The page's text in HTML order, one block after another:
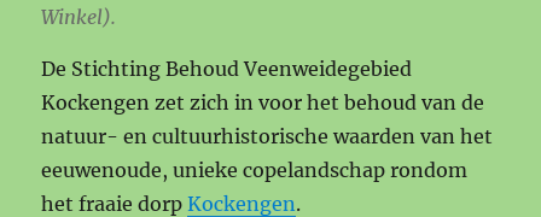
Winkel).
De Stichting Behoud Veenweidegebied
Kockengen zet zich in voor het behoud van de
natuur- en cultuurhistorische waarden van het
eeuwenoude, unieke copelandschap rondom
het fraaie dorpKockengen.